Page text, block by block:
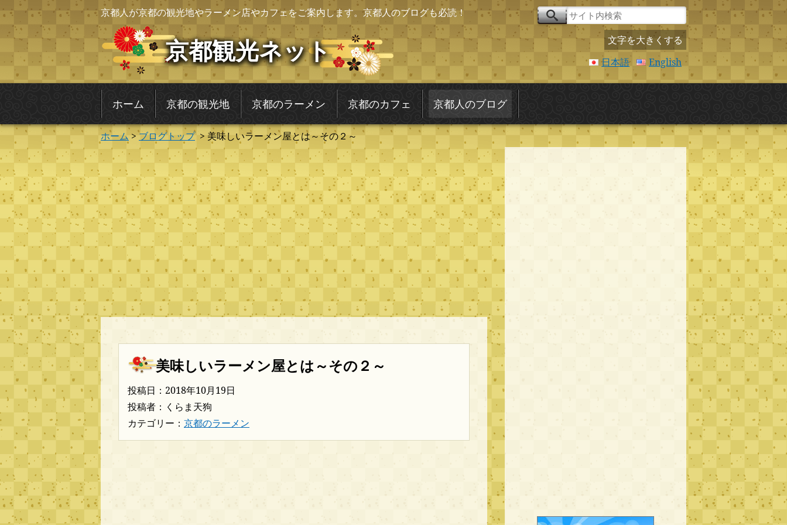
京都人が京都の観光地やラーメン店やカフェをご案内します。京都人のブログも必読！
京都観光ネット
文字を大きくする
日本語
English
ホーム 京都の観光地 京都のラーメン 京都のカフェ 京都人のブログ
ホーム >ブログトップ> 美味しいラーメン屋とは～その２～
美味しいラーメン屋とは～その２～
投稿日：2018年10月19日
投稿者：くらま天狗
カテゴリー： 京都のラーメン